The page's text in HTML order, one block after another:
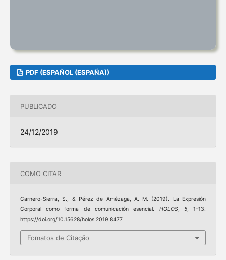
PDF (ESPAÑOL (ESPAÑA))
PUBLICADO
24/12/2019
COMO CITAR
Carnero-Sierra, S., & Pérez de Amézaga, A. M. (2019). La Expresión
Corporal como forma de comunicación esencial. HOLOS, 5, 1–13.
https://doi.org/10.15628/holos.2019.8477
Fomatos de Citação